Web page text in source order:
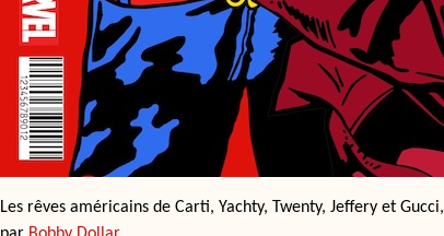
Les rêves américains de Carti, Yachty, Twenty, Jeffery et Gucci,